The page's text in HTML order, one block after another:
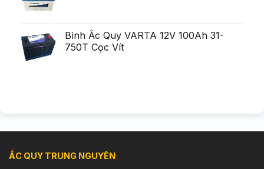
Bình Ắc Quy VARTA 12V 100Ah 31-
750T Cọc Vít
ẮC QUY TRUNG NGUYÊN